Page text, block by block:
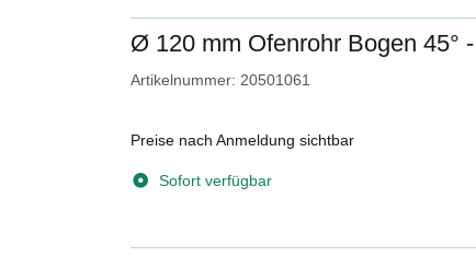
Ø 120 mm Ofenrohr Bogen 45°
Artikelnummer: 20501061
Preise nach Anmeldung sichtbar
Sofort verfügbar